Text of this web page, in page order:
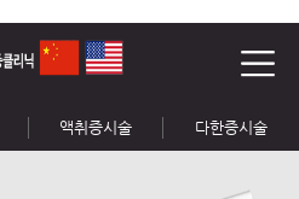
액취증시술 다한증시술